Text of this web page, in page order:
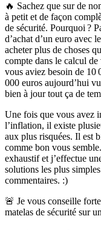
🔥 Sachez que sur de
à petit et de façon
de sécurité. Pourquoi ?
d’achat d’un euro avec
acheter plus de choses
compte dans le calcul de
vous aviez besoin de 10
000 euros aujourd’hui
bien à jour tout ça de
Une fois que vous avez
l’inflation, il existe
aux plus risquées. Il est
comme bon vous
exhaustif et j’effectue
solutions les plus
commentaires. :)
🚨 Je vous conseille
matelas de sécurité sur